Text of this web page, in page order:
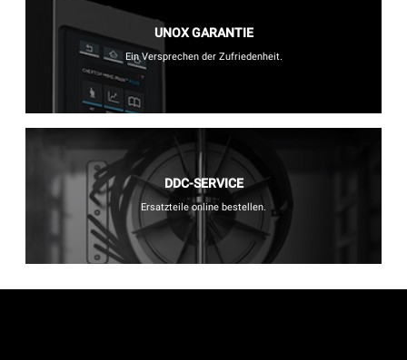
UNOX GARANTIE
Ein Versprechen der Zufriedenheit.
DDC-SERVICE
Ersatzteile online bestellen.